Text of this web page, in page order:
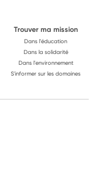
Trouver ma mission
Dans l'éducation
Dans la solidarité
Dans l'environnement
S'informer sur les domaines